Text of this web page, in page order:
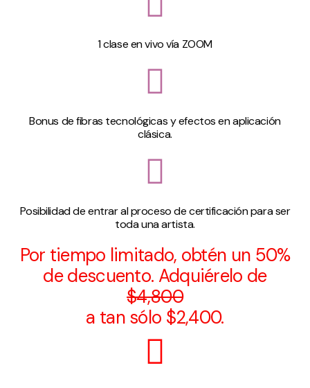
1 clase en vivo vía ZOOM
Bonus de fibras tecnológicas y efectos en aplicación
clásica.
Posibilidad de entrar al proceso de certificación para ser
toda una artista.
Por tiempo limitado, obtén un 50%
de descuento. Adquiérelo de
$4,800
a tan sólo $2,400.